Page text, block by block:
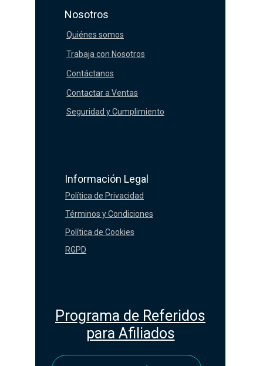
Quiénes somos
Seguridad y Cumplimiento
Contactar a Ventas
Contáctanos
Trabaja con Nosotros
Nosotros
Política de Privacidad
RGPD
Política de Cookies
Términos y Condiciones
Información Legal
Programa de Referidos
para Afiliados